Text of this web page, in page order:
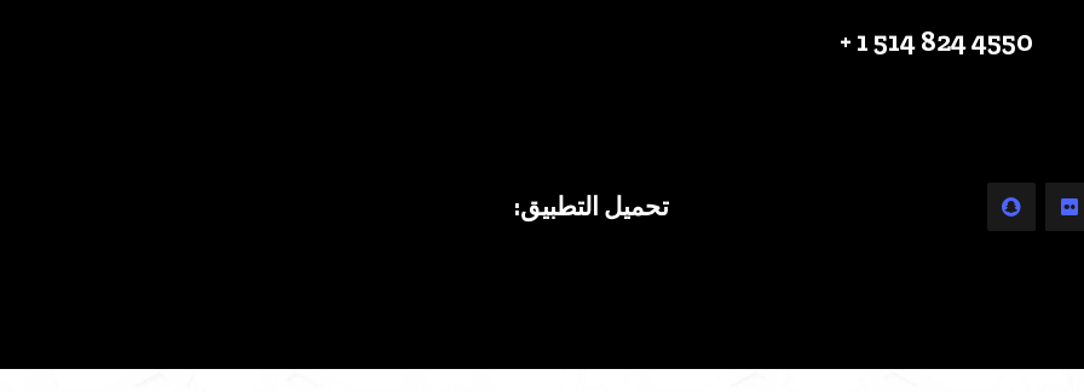
4550 824 514 1 +
تحميل التطبيق: